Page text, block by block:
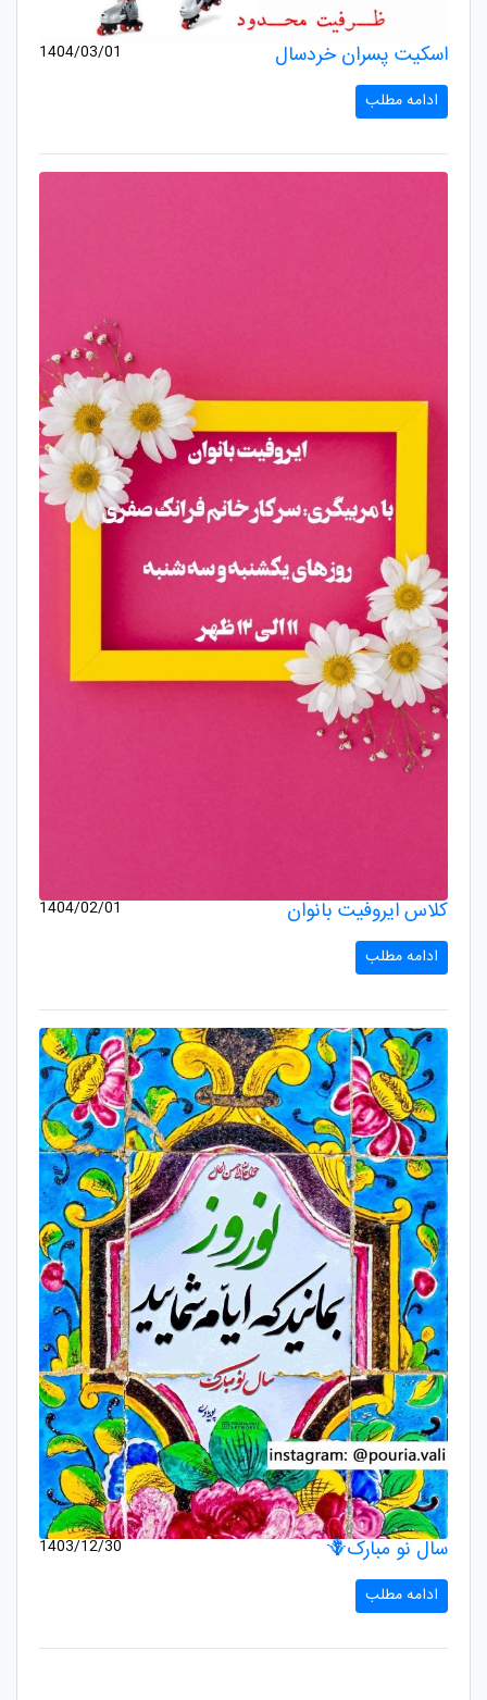
اسکیت پسران خردسال 1404/03/01
ادامه مطلب
کلاس ایروفیت بانوان 1404/02/01
ادامه مطلب
سال نو مبارک🪻 1403/12/30
ادامه مطلب